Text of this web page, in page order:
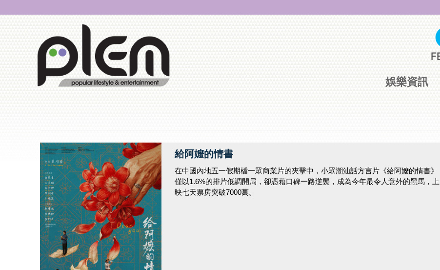
娛樂資訊
給阿嬤的情書
在中國內地五一假期檔一眾商業片的夾擊中，小眾潮汕話方言片《給阿嬤的情書》
僅以1.6%的排片低調開局，卻憑藉口碑一路逆襲，成為今年最令人意外的黑馬，上
映七天票房突破7000萬。